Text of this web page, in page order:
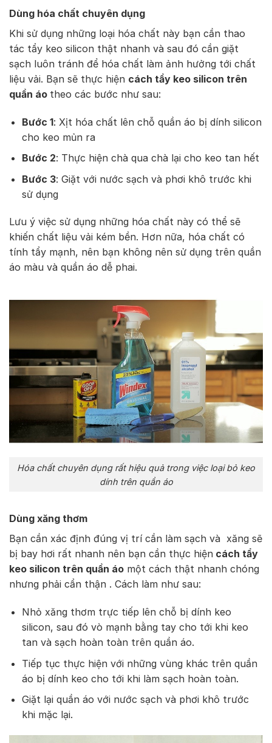
Dùng hóa chất chuyên dụng
Khi sử dụng những loại hóa chất này bạn cần thao
tác tẩy keo silicon thật nhanh và sau đó cần giặt
sạch luôn tránh để hóa chất làm ảnh hưởng tới chất
liệu vải. Bạn sẽ thực hiện cách tẩy keo silicon trên
quần áo theo các bước như sau:
Bước 1: Xịt hóa chất lên chỗ quần áo bị dính silicon
cho keo mủn ra
Bước 2: Thực hiện chà qua chà lại cho keo tan hết
Bước 3: Giặt với nước sạch và phơi khô trước khi
sử dụng
Lưu ý việc sử dụng những hóa chất này có thể sẽ
khiến chất liệu vải kém bền. Hơn nữa, hóa chất có
tính tẩy mạnh, nên bạn không nên sử dụng trên quần
áo màu và quần áo dễ phai.
Hóa chất chuyên dụng rất hiệu quả trong việc loại bỏ keo
dính trên quần áo
Dùng xăng thơm
Bạn cần xác định đúng vị trí cần làm sạch và xăng sẽ
bị bay hơi rất nhanh nên bạn cần thực hiện cách tẩy
keo silicon trên quần áo một cách thật nhanh chóng
nhưng phải cẩn thận . Cách làm như sau:
Nhỏ xăng thơm trực tiếp lên chỗ bị dính keo
silicon, sau đó vò mạnh bằng tay cho tới khi keo
tan và sạch hoàn toàn trên quần áo.
Tiếp tục thực hiện với những vùng khác trên quần
áo bị dính keo cho tới khi làm sạch hoàn toàn.
Giặt lại quần áo với nước sạch và phơi khô trước
khi mặc lại.